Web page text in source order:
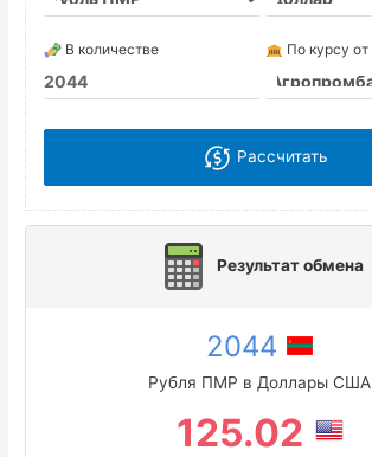
В количестве По курсу от
Рассчитать
Результат обмена
2044
Рубля ПМР в Доллары США
125.02